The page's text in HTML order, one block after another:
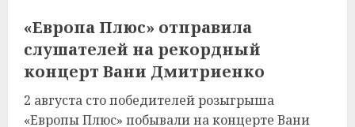
«Европа Плюс» отправила
слушателей на рекордный
концерт Вани Дмитриенко
2 августа сто победителей розыгрыша
«Европы Плюс» побывали на концерте Вани